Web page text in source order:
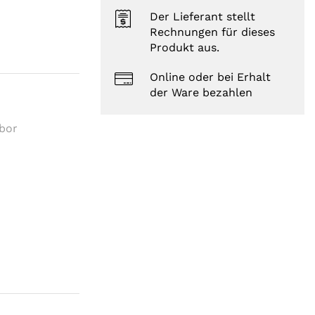
Der Lieferant stellt
Rechnungen für dieses
Produkt aus.
Online oder bei Erhalt
der Ware bezahlen